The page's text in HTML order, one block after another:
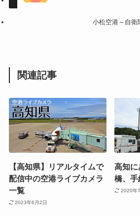
小松空港～自衛
関連記事
【高知県】リアルタイムで
配信中の空港ライブカメラ
一覧
2023年6月2日
高知に
橋、手
2020年